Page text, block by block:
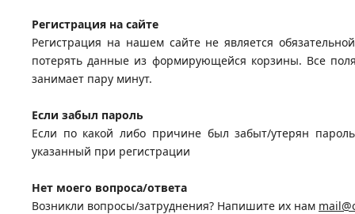
Регистрация на сайте
Регистрация на нашем сайте не является
потерять данные из формирующейся корзины. Все
занимает пару минут.
Если забыл пароль
Если по какой либо причине был забыт/утерян
указанный при регистрации
Нет моего вопроса/ответа
Возникли вопросы/затруднения? Напишите их нам